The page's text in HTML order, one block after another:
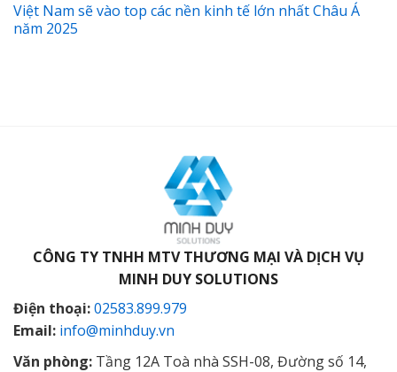
Việt Nam sẽ vào top các nền kinh tế lớn nhất Châu Á
năm 2025
CÔNG TY TNHH MTV THƯƠNG MẠI VÀ DỊCH VỤ
MINH DUY SOLUTIONS
Điện thoại:02583.899.979
Email: info@minhduy.vn
Văn phòng: Tầng 12A Toà nhà SSH-08, Đường số 14,